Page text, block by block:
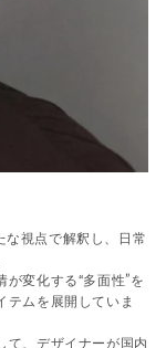
視点で解釈し、日常
変化する“多面性”を
テムを展開していま
て、デザイナーが国内